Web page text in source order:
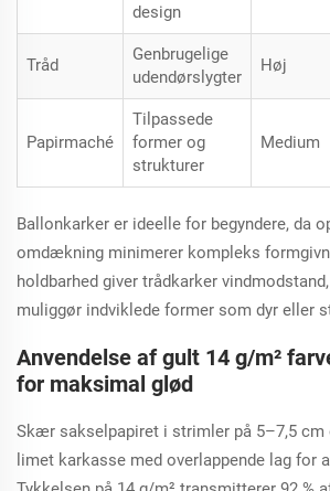
design
Tråd
Genbrugelige
udendørslygter
Høj
Papirmaché
Tilpassede
former og
strukturer
Medium
Ballonkarker er ideelle for begyndere, da
omdækning minimerer kompleks
holdbarhed giver trådkarker
muliggør indviklede former som dyr eller
Anvendelse af gult 14 g/m²
for maksimal glød
Skær sakselpapiret i strimler på 5–7,5
limet karkasse med overlappende lag for